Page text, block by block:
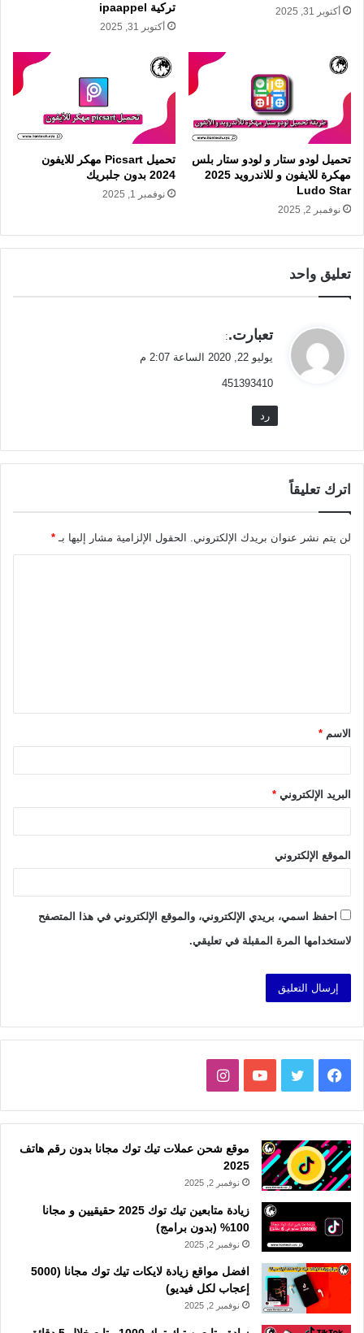
أكتوبر 31, 2025
تركية ipaappel
أكتوبر 31, 2025
تحميل لودو ستار و لودو ستار بلس
مهكرة للايفون و للاندرويد 2025
Ludo Star
نوفمبر 2, 2025
تحميل Picsart مهكر للايفون
2024 بدون جلبريك
نوفمبر 1, 2025
تعليق واحد
ي
ل
تعبارت.:
يوليو 22, 2020 الساعة 2:07 م
451393410
رد
اترك تعليقاً
لن يتم نشر عنوان بريدك الإلكتروني. الحقول الإلزامية مشار إليها بـ *
ق
*الاسم *
البريد الإلكتروني *
الموقع الإلكتروني
احفظ اسمي، بريدي الإلكتروني، والموقع الإلكتروني في هذا المتصفح
لاستخدامها المرة المقبلة في تعليقي.
فيسبوك تويتر يوتيوبانستقرام
موقع شحن عملات تيك توك مجانا بدون رقم هاتف
2025
نوفمبر 2, 2025
زيادة متابعين تيك توك 2025 حقيقيين و مجانا
100% (بدون برامج)
نوفمبر 2, 2025
افضل مواقع زيادة لايكات تيك توك مجانا (5000
إعجاب لكل فيديو)
نوفمبر 2, 2025